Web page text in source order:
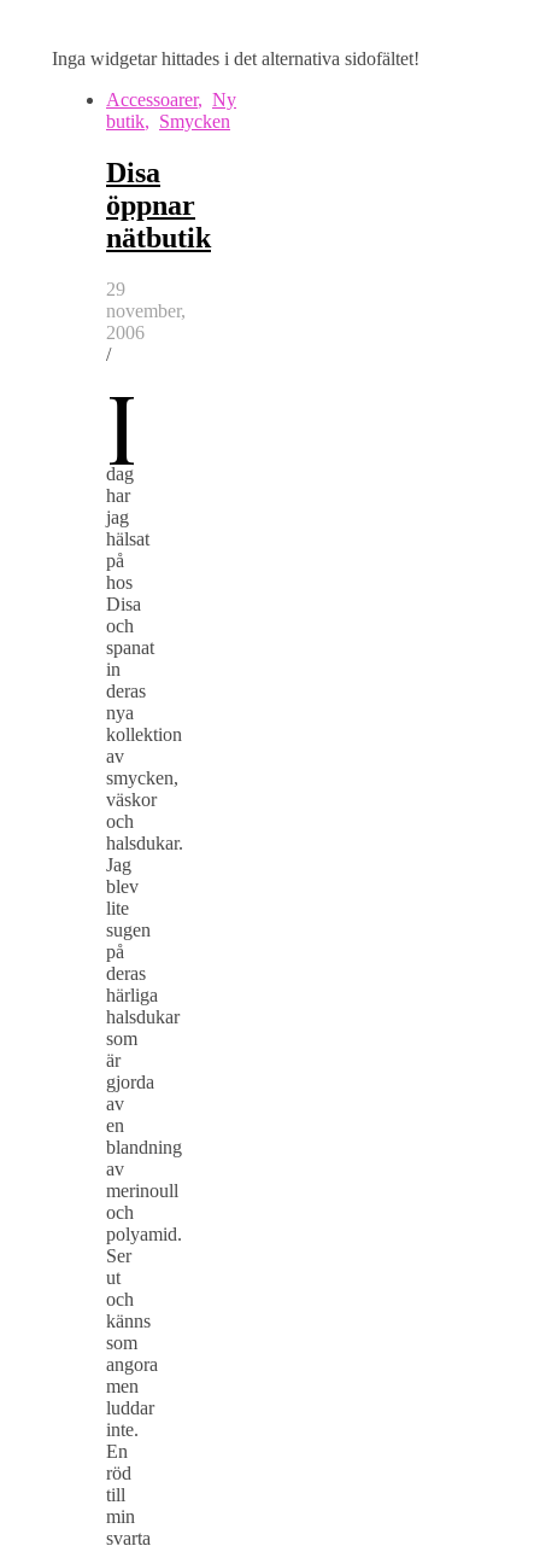
Inga widgetar hittades i det alternativa sidofältet!
Accessoarer, Ny
butik, Smycken
Disa
öppnar
nätbutik
29
november,
2006
/
I
dag
har
jag
hälsat
på
hos
Disa
och
spanat
in
deras
nya
kollektion
av
smycken,
väskor
och
halsdukar.
Jag
blev
lite
sugen
på
deras
härliga
halsdukar
som
är
gjorda
av
en
blandning
av
merinoull
och
polyamid.
Ser
ut
och
känns
som
angora
men
luddar
inte.
En
röd
till
min
svarta